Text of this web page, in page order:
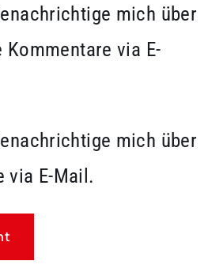
mich über
via E-
mich über
via E-Mail.